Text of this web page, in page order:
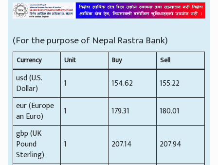
(For the purpose of Nepal Rastra Bank)
Currency Unit Buy Sell
usd (U.S.
Dollar)
1 154.62
155.22
eur (Europe
an Euro)
1 179.31
180.01
gbp (UK
Pound
Sterling)
1 207.14 207.94